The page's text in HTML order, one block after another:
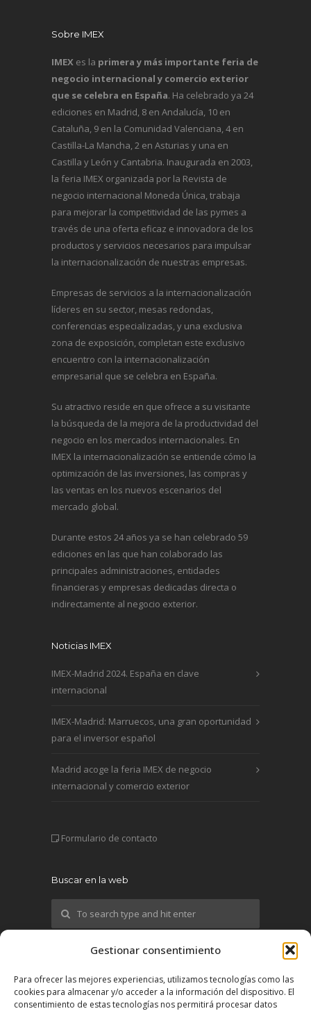
Gestionar consentimiento
Para ofrecer las mejores experiencias, utilizamos tecnologías como las
cookies para almacenar y/o acceder a la información del dispositivo. El
consentimiento de estas tecnologías nos permitirá procesar datos
Sobre IMEX
IMEX es la primera y más importante feria de
negocio internacional y comercio exterior
que se celebra en España. Ha celebrado ya 24
ediciones en Madrid, 8 en Andalucía, 10 en
Cataluña, 9 en la Comunidad Valenciana, 4 en
Castilla-La Mancha, 2 en Asturias y una en
Castilla y León y Cantabria. Inaugurada en 2003,
la feria IMEX organizada por la Revista de
negocio internacional Moneda Única, trabaja
para mejorar la competitividad de las pymes a
través de una oferta eficaz e innovadora de los
productos y servicios necesarios para impulsar
la internacionalización de nuestras empresas.
Empresas de servicios a la internacionalización
líderes en su sector, mesas redondas,
conferencias especializadas, y una exclusiva
zona de exposición, completan este exclusivo
encuentro con la internacionalización
empresarial que se celebra en España.
Su atractivo reside en que ofrece a su visitante
la búsqueda de la mejora de la productividad del
negocio en los mercados internacionales. En
IMEX la internacionalización se entiende cómo la
optimización de las inversiones, las compras y
las ventas en los nuevos escenarios del
mercado global.
Durante estos 24 años ya se han celebrado 59
ediciones en las que han colaborado las
principales administraciones, entidades
financieras y empresas dedicadas directa o
indirectamente al negocio exterior.
Noticias IMEX
IMEX-Madrid 2024. España en clave
internacional
IMEX-Madrid: Marruecos, una gran oportunidad
para el inversor español
Madrid acoge la feria IMEX de negocio
internacional y comercio exterior
Formulario de contacto
Buscar en la web
X